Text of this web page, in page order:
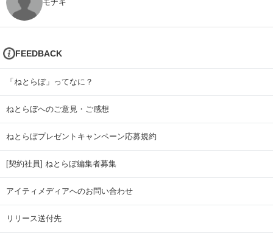
モナキ
FEEDBACK
「ねとらぼ」ってなに？
ねとらぼへのご意見・ご感想
ねとらぼプレゼントキャンペーン応募規約
[契約社員] ねとらぼ編集者募集
アイティメディアへのお問い合わせ
リリース送付先